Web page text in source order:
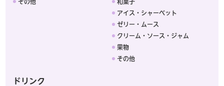
その他
和菓子
アイス・シャーベット
ゼリー・ムース
クリーム・ソース・ジャム
果物
その他
ドリンク